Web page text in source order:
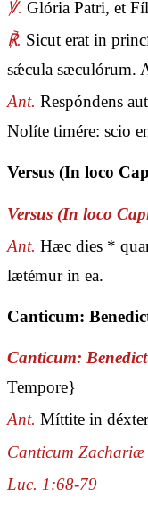
℣. Glória Patri, et
℟. Sicut erat in
sǽcula sæculórum.
Ant. Respóndens
Nolíte timére: scio
Versus (In loco
Versus (In loco
Ant. Hæc dies *
lætémur in ea.
Canticum:
Canticum:
Tempore}
Ant. Míttite in
Canticum Zachariæ
Luc. 1:68-79